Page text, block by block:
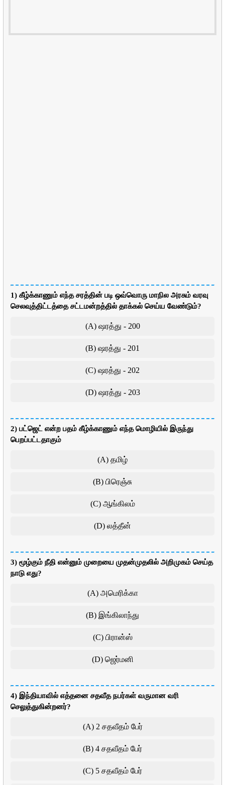
1) கீழ்க்காணும் எந்த சரத்தின் படி ஒவ்வொரு மாநில அரசும் வரவு
செலவுத்திட்டத்தை சட்டமன்றத்தில் தாக்கல் செய்ய வேண்டும்?
(A) ஷரத்து - 200
(B) ஷரத்து - 201
(C) ஷரத்து - 202
(D) ஷரத்து - 203
2) பட்ஜெட் என்ற பதம் கீழ்க்காணும் எந்த மொழியில் இருந்து
பெறப்பட்டதாகும்
(A) தமிழ்
(B) பிரெஞ்சு
(C) ஆங்கிலம்
(D) லத்தீன்
3) மூழ்கும் நீதி என்னும் முறையை முதன்முதலில் அறிமுகம் செய்த
நாடு எது?
(A) அமெரிக்கா
(B) இங்கிலாந்து
(C) பிரான்ஸ்
(D) ஜெர்மனி
4) இந்தியாவில் எத்தனை சதவீத நபர்கள் வருமான வரி
செலுத்துகின்றனர்?
(A) 2 சதவீதம் பேர்
(B) 4 சதவீதம் பேர்
(C) 5 சதவீதம் பேர்